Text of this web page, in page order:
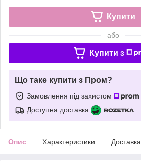
Купити
або
Купити з
Що таке купити з Пром?
Замовлення під захистом
Доступна доставка
Опис Характеристики Доставка